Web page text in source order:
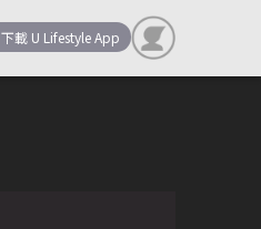
下載 U Lifestyle App